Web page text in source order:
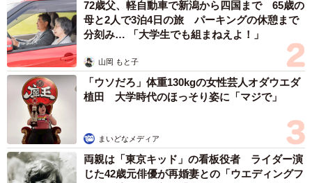
72歳父、軽自動車で新潟から四国まで 65歳の
母と2人で3泊4日の旅 パーキングの休憩まで
分刻み… 「大学生でも組まねえよ！」
山岡 もと子
「ウソだろ」体重130kgの女性芸人オダウエダ
植田 大学時代のほっそり姿に「マジで」
まいどなメディア
両親は「東京キッド」の看板役者 ライダー演
じた42歳元俳優が再婚妻との「ウエディングフ